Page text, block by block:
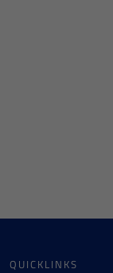
QUICKLINKS